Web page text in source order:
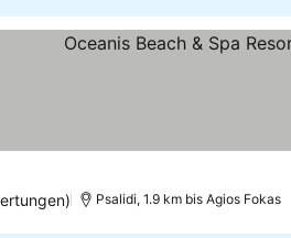
Psalidi, 1.9 km bis Agios Fokas